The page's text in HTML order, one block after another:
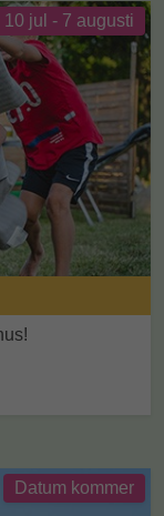
10 jul - 7 augusti
Datum kommer